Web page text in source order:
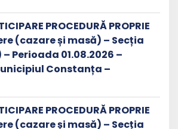
PROCEDURĂ PROPRIE
(cazare și masă) – Secția
Perioada 01.08.2026 –
Constanța –
PROCEDURĂ PROPRIE
(cazare și masă) – Secția